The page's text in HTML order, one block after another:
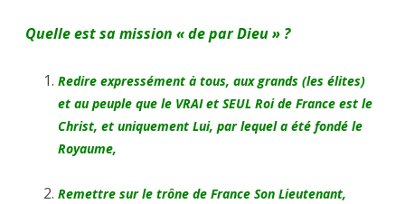
Quelle est sa mission « de par Dieu » ?
Redire expressément à tous, aux grands (les élites)
et au peuple que le VRAI et SEUL Roi de France est le
Christ, et uniquement Lui, par lequel a été fondé le
Royaume,
Remettre sur le trône de France Son Lieutenant,